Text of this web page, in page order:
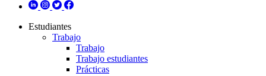
Estudiantes
Trabajo
Trabajo
Trabajo estudiantes
Prácticas